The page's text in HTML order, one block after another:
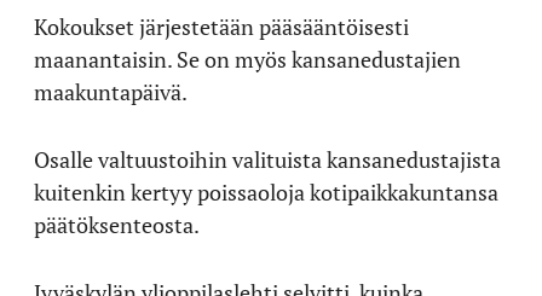
Kokoukset järjestetään pääsääntöisesti
maanantaisin. Se on myös kansanedustajien
maakuntapäivä.
Osalle valtuustoihin valituista kansanedustajista
kuitenkin kertyy poissaoloja kotipaikkakuntansa
päätöksenteosta.